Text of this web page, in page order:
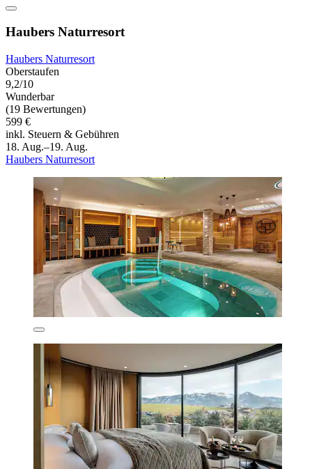
Haubers Naturresort
Haubers Naturresort
Oberstaufen
9,2/10
Wunderbar
(19 Bewertungen)
599 €
inkl. Steuern & Gebühren
18. Aug.–19. Aug.
Haubers Naturresort